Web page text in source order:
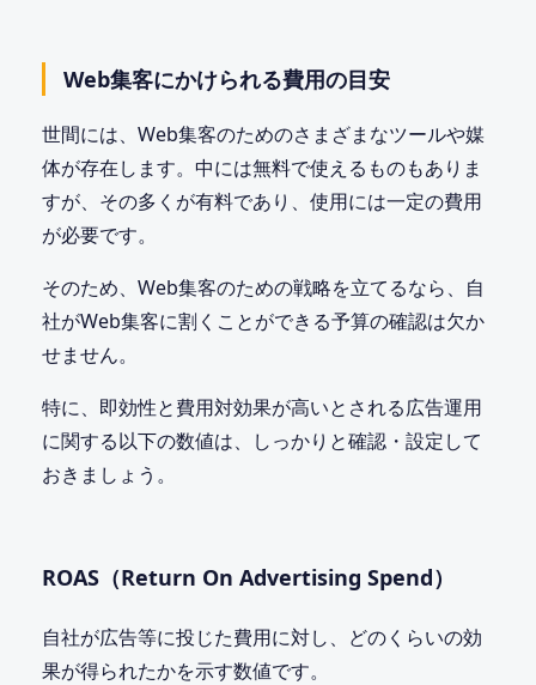
Web集客にかけられる費用の目安
世間には、Web集客のためのさまざまなツールや媒
体が存在します。中には無料で使えるものもありま
すが、その多くが有料であり、使用には一定の費用
が必要です。
そのため、Web集客のための戦略を立てるなら、自
社がWeb集客に割くことができる予算の確認は欠か
せません。
特に、即効性と費用対効果が高いとされる広告運用
に関する以下の数値は、しっかりと確認・設定して
おきましょう。
ROAS（Return On Advertising Spend）
自社が広告等に投じた費用に対し、どのくらいの効
果が得られたかを示す数値です。